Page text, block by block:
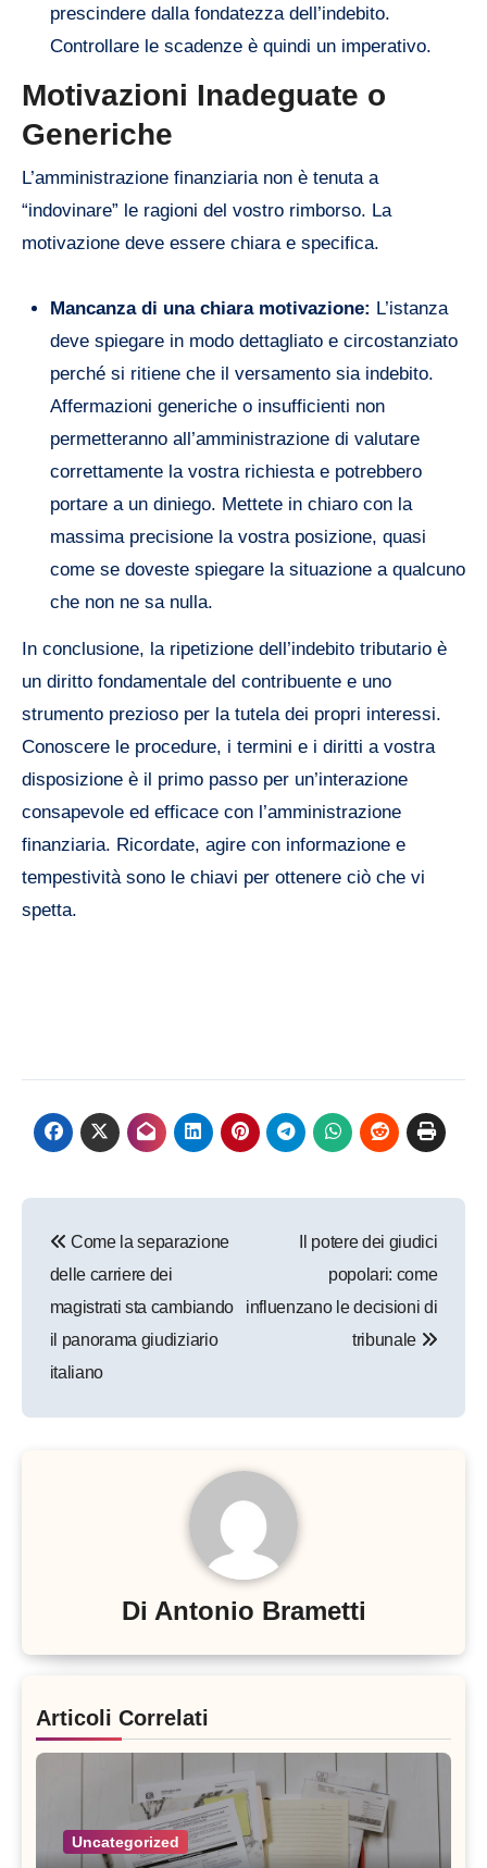
prescindere dalla fondatezza dell’indebito.
Controllare le scadenze è quindi un imperativo.
Motivazioni Inadeguate o
Generiche
L’amministrazione finanziaria non è tenuta a
“indovinare” le ragioni del vostro rimborso. La
motivazione deve essere chiara e specifica.
Mancanza di una chiara motivazione: L’istanza
deve spiegare in modo dettagliato e circostanziato
perché si ritiene che il versamento sia indebito.
Affermazioni generiche o insufficienti non
permetteranno all’amministrazione di valutare
correttamente la vostra richiesta e potrebbero
portare a un diniego. Mettete in chiaro con la
massima precisione la vostra posizione, quasi
come se doveste spiegare la situazione a qualcuno
che non ne sa nulla.
In conclusione, la ripetizione dell’indebito tributario è
un diritto fondamentale del contribuente e uno
strumento prezioso per la tutela dei propri interessi.
Conoscere le procedure, i termini e i diritti a vostra
disposizione è il primo passo per un’interazione
consapevole ed efficace con l’amministrazione
finanziaria. Ricordate, agire con informazione e
tempestività sono le chiavi per ottenere ciò che vi
spetta.
articoli
Come la separazione
delle carriere dei
magistrati sta cambiando
il panorama giudiziario
italiano
Il potere dei giudici
popolari: come
influenzano le decisioni di
tribunale
Di Antonio Brametti
Articoli Correlati
Uncategorized